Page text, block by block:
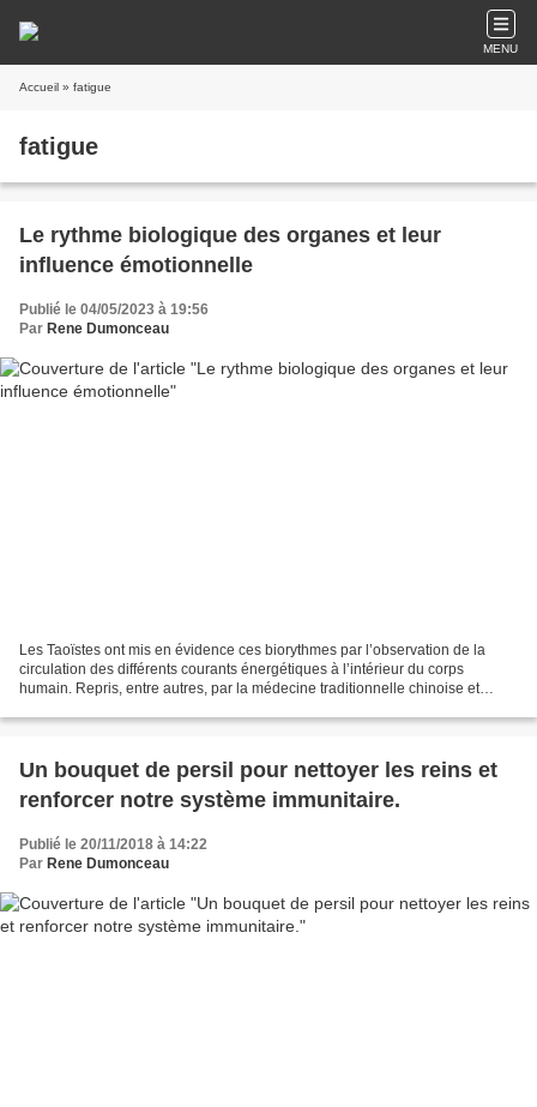
MENU
Accueil » fatigue
fatigue
Le rythme biologique des organes et leur
influence émotionnelle
Publié le 04/05/2023 à 19:56
Par Rene Dumonceau
Les Taoïstes ont mis en évidence ces biorythmes par l’observation de la
circulation des différents courants énergétiques à l’intérieur du corps
humain. Repris, entre autres, par la médecine traditionnelle chinoise et
Un bouquet de persil pour nettoyer les reins et
renforcer notre système immunitaire.
Publié le 20/11/2018 à 14:22
Par Rene Dumonceau